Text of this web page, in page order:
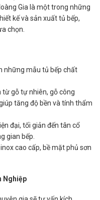
Gia là một trong những
kế và sản xuất tủ bếp,
chọn.
những mẫu tủ bếp chất
từ gỗ tự nhiên, gỗ công
tăng độ bền và tính thẩm
đại, tối giản đến tân cổ
gian bếp.
cao cấp, bề mặt phủ sơn
Nghiệp